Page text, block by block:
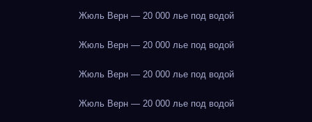
Жюль Верн — 20 000 лье под водой
Жюль Верн — 20 000 лье под водой
Жюль Верн — 20 000 лье под водой
Жюль Верн — 20 000 лье под водой